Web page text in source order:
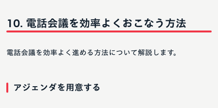
電話会議を効率よくおこなう方法
電話会議を効率よく進める方法について解説します。
アジェンダを用意する